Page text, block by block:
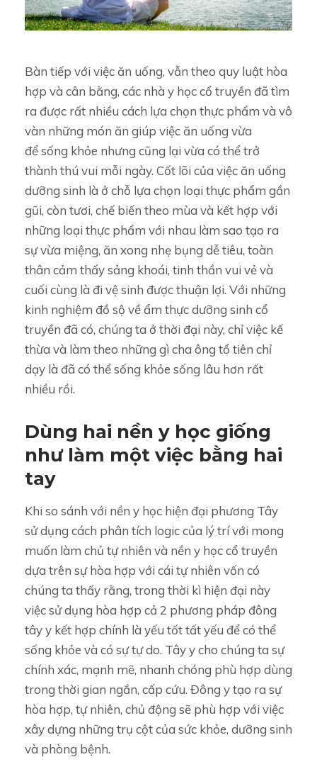
Bàn tiếp với việc ăn uống, vẫn theo quy luật hòa
hợp và cân bằng, các nhà y học cổ truyền đã tìm
ra được rất nhiều cách lựa chọn thực phẩm và vô
vàn những món ăn giúp việc ăn uống vừa
để sống khỏe nhưng cũng lại vừa có thể trở
thành thú vui mỗi ngày. Cốt lõi của việc ăn uống
dưỡng sinh là ở chỗ lựa chọn loại thực phẩm gần
gũi, còn tươi, chế biến theo mùa và kết hợp với
những loại thực phẩm với nhau làm sao tạo ra
sự vừa miệng, ăn xong nhẹ bụng dễ tiêu, toàn
thân cảm thấy sảng khoái, tinh thần vui vẻ và
cuối cùng là đi vệ sinh được thuận lợi. Với những
kinh nghiệm đồ sộ về ẩm thực dưỡng sinh cổ
truyền đã có, chúng ta ở thời đại này, chỉ việc kế
thừa và làm theo những gì cha ông tổ tiên chỉ
dạy là đã có thể sống khỏe sống lâu hơn rất
nhiều rồi.
Dùng hai nền y học giống
như làm một việc bằng hai
tay
Khi so sánh với nền y học hiện đại phương Tây
sử dụng cách phân tích logic của lý trí với mong
muốn làm chủ tự nhiên và nền y học cổ truyền
dựa trên sự hòa hợp với cái tự nhiên vốn có
chúng ta thấy rằng, trong thời kì hiện đại này
việc sử dụng hòa hợp cả 2 phương pháp đông
tây y kết hợp chính là yếu tốt tất yếu để có thể
sống khỏe và có sự tự do. Tây y cho chúng ta sự
chính xác, mạnh mẽ, nhanh chóng phù hợp dùng
trong thời gian ngắn, cấp cứu. Đông y tạo ra sự
hòa hợp, tự nhiên, chủ động sẽ phù hợp với việc
xây dựng những trụ cột của sức khỏe, dưỡng sinh
và phòng bệnh.